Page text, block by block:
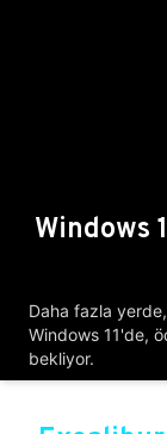
Windows
Daha fazla
Windows 11'de,
bekliyor.